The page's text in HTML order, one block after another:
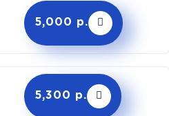
5,000 р.
5,300 р.